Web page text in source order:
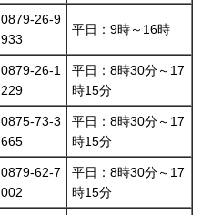
0879-26-9
933
平日：9時～16時
0879-26-1
229
平日：8時30分～17
時15分
0875-73-3
665
平日：8時30分～17
時15分
0879-62-7
002
平日：8時30分～17
時15分